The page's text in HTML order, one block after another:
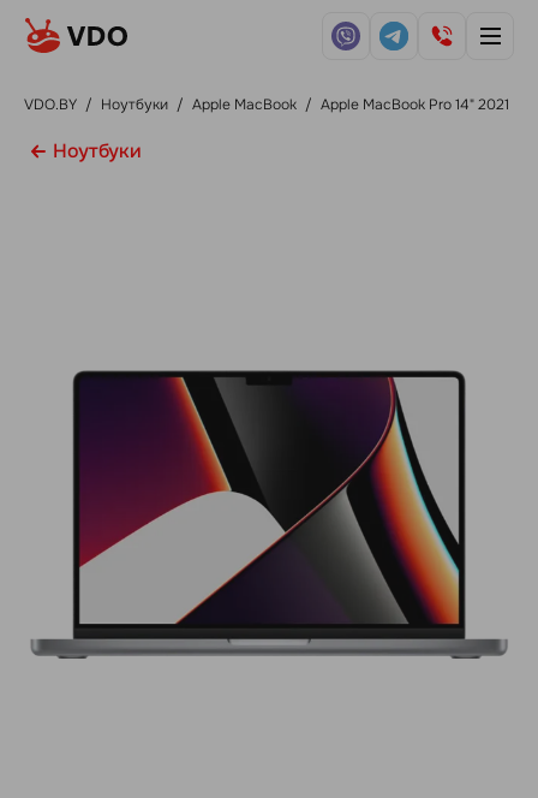
VDO.BY / Ноутбуки / Apple MacBook / Apple MacBook Pro 14" 2021
Ноутбуки